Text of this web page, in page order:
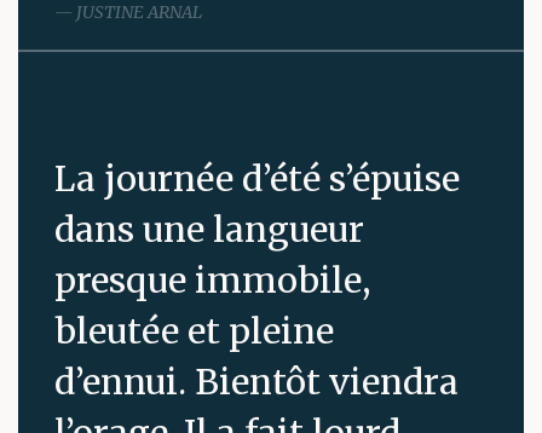
JUSTINE ARNAL
La journée d’été s’épuise
dans une langueur
presque immobile,
bleutée et pleine
d’ennui. Bientôt viendra